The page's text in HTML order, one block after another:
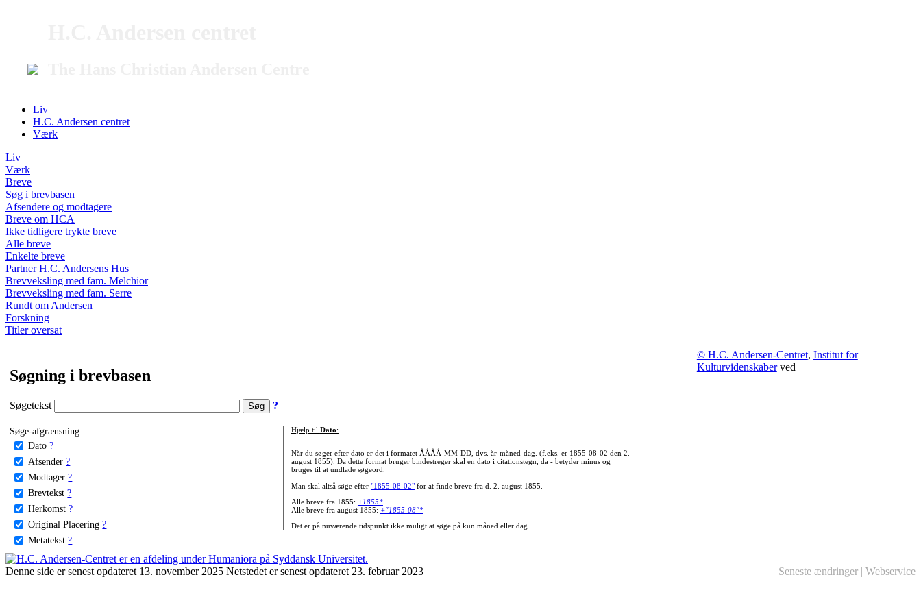
Liv
H.C. Andersen centret
Værk
Liv
Værk
Breve
Søg i brevbasen
Afsendere og modtagere
Breve om HCA
Ikke tidligere trykte breve
Alle breve
Enkelte breve
Partner H.C. Andersens Hus
Brevveksling med fam. Melchior
Brevveksling med fam. Serre
Rundt om Andersen
Forskning
Titler oversat
Søgning i brevbasen
Søgetekst ?
Søge-afgrænsning:
Dato ?
Afsender ?
Modtager ?
Brevtekst ?
Herkomst ?
Original Placering ?
Metatekst ?
Hjælp til Dato:
Når du søger efter dato er det i formatet ÅÅÅÅ-MM-DD, dvs. år-måned-dag. (f.eks. er 1855-08-02 den 2.
august 1855). Da dette format bruger bindestreger skal en dato i citationstegn, da - betyder minus og
bruges til at undlade søgeord.
Man skal altså søge efter "1855-08-02"for at finde breve fra d. 2. august 1855.
Alle breve fra 1855: +1855*
Alle breve fra august 1855: +"1855-08"*
Det er på nuværende tidspunkt ikke muligt at søge på kun måned eller dag.
© H.C. Andersen-Centret, Institut for
Kulturvidenskaberved
Denne side er senest opdateret 13. november 2025 Netstedet er senest opdateret 23. februar 2023 Seneste ændringer | Webservice